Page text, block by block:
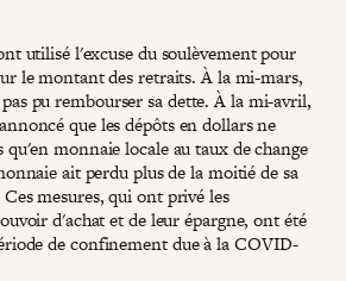
utilisé l'excuse du soulèvement pour
le montant des retraits. À la mi-mars,
pu rembourser sa dette. À la mi-avril,
que les dépôts en dollars ne
monnaie locale au taux de change
ait perdu plus de la moitié de sa
mesures, qui ont privé les
d'achat et de leur épargne, ont été
de confinement due à la COVID-